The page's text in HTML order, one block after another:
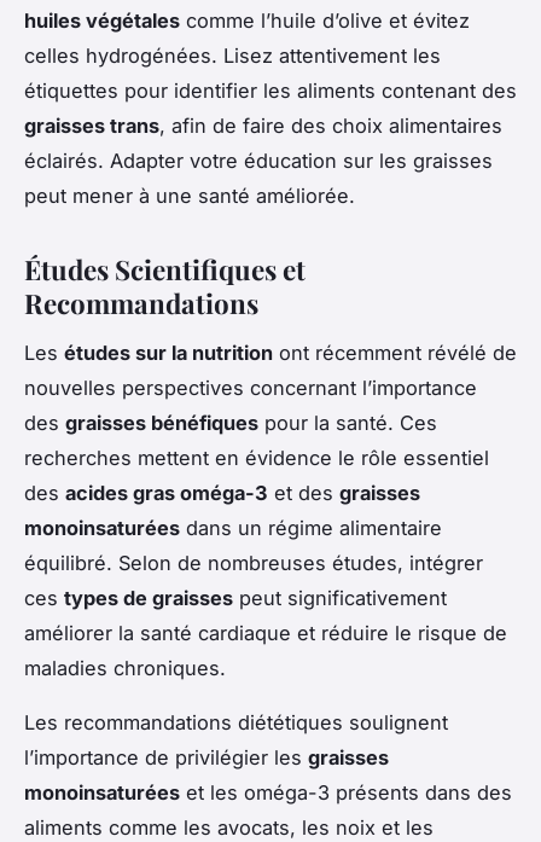
huiles végétales comme l’huile d’olive et évitez
celles hydrogénées. Lisez attentivement les
étiquettes pour identifier les aliments contenant des
graisses trans, afin de faire des choix alimentaires
éclairés. Adapter votre éducation sur les graisses
peut mener à une santé améliorée.
Études Scientifiques et
Recommandations
Les études sur la nutrition ont récemment révélé de
nouvelles perspectives concernant l’importance
des graisses bénéfiques pour la santé. Ces
recherches mettent en évidence le rôle essentiel
des acides gras oméga-3 et des graisses
monoinsaturées dans un régime alimentaire
équilibré. Selon de nombreuses études, intégrer
ces types de graisses peut significativement
améliorer la santé cardiaque et réduire le risque de
maladies chroniques.
Les recommandations diététiques soulignent
l’importance de privilégier les graisses
monoinsaturées et les oméga-3 présents dans des
aliments comme les avocats, les noix et les